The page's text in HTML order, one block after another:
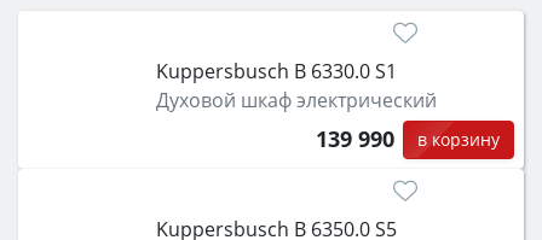
затем смотрите на объём 50–70 л для семьи,
функции (конвекция, гриль, самоочистка,
защита от детей).
Kuppersbusch B 6330.0 S1
Духовой шкаф электрический
139 990 в корзину
Kuppersbusch B 6350.0 S5